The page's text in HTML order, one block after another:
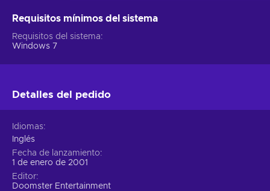
Requisitos mínimos del sistema
Requisitos del sistema
Windows 7
Detalles del pedido
Idiomas
Inglés
Fecha de lanzamiento
1 de enero de 2001
Editor
Doomster Entertainment